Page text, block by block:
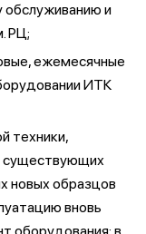
обслуживанию и
РЦ;
ежемесячные
ИТК
техники,
существующих
новых образцов
вновь